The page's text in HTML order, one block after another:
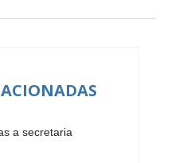
a secretaria